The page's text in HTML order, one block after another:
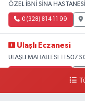
ÖZEL İBNİ SİNA HASTANESİ
0 (328) 814 11 99
Ulaşlı Eczanesi
ULAŞLI MAHALLESİ 11507